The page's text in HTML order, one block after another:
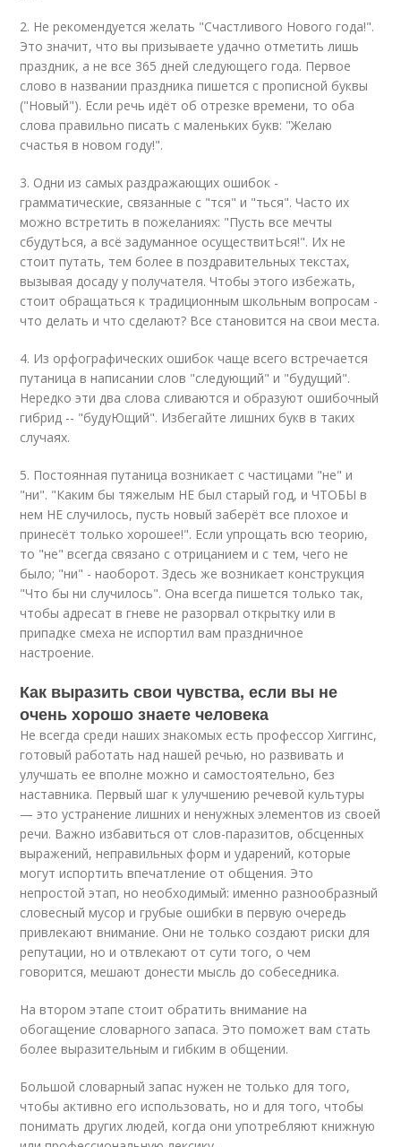
2. Не рекомендуется желать "Счастливого Нового года!".
Это значит, что вы призываете удачно отметить лишь
праздник, а не все 365 дней следующего года. Первое
слово в названии праздника пишется с прописной буквы
("Новый"). Если речь идёт об отрезке времени, то оба
слова правильно писать с маленьких букв: "Желаю
счастья в новом году!".
3. Одни из самых раздражающих ошибок -
грамматические, связанные с "тся" и "ться". Часто их
можно встретить в пожеланиях: "Пусть все мечты
сбудутЬся, а всё задуманное осуществитЬся!". Их не
стоит путать, тем более в поздравительных текстах,
вызывая досаду у получателя. Чтобы этого избежать,
стоит обращаться к традиционным школьным вопросам -
что делать и что сделают? Все становится на свои места.
4. Из орфографических ошибок чаще всего встречается
путаница в написании слов "следующий" и "будущий".
Нередко эти два слова сливаются и образуют ошибочный
гибрид -- "будуЮщий". Избегайте лишних букв в таких
случаях.
5. Постоянная путаница возникает с частицами "не" и
"ни". "Каким бы тяжелым НЕ был старый год, и ЧТОБЫ в
нем НЕ случилось, пусть новый заберёт все плохое и
принесёт только хорошее!". Если упрощать всю теорию,
то "не" всегда связано с отрицанием и с тем, чего не
было; "ни" - наоборот. Здесь же возникает конструкция
"Что бы ни случилось". Она всегда пишется только так,
чтобы адресат в гневе не разорвал открытку или в
припадке смеха не испортил вам праздничное
настроение.
Как выразить свои чувства, если вы не
очень хорошо знаете человека
Не всегда среди наших знакомых есть профессор Хиггинс,
готовый работать над нашей речью, но развивать и
улучшать ее вполне можно и самостоятельно, без
наставника. Первый шаг к улучшению речевой культуры
— это устранение лишних и ненужных элементов из своей
речи. Важно избавиться от слов-паразитов, обсценных
выражений, неправильных форм и ударений, которые
могут испортить впечатление от общения. Это
непростой этап, но необходимый: именно разнообразный
словесный мусор и грубые ошибки в первую очередь
привлекают внимание. Они не только создают риски для
репутации, но и отвлекают от сути того, о чем
говорится, мешают донести мысль до собеседника.
На втором этапе стоит обратить внимание на
обогащение словарного запаса. Это поможет вам стать
более выразительным и гибким в общении.
Большой словарный запас нужен не только для того,
чтобы активно его использовать, но и для того, чтобы
понимать других людей, когда они употребляют книжную